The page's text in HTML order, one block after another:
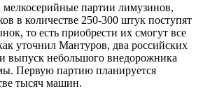
партии лимузинов,
в количестве 250-300 штук поступят
то есть приобрести их смогут все
уточнил Мантуров, два российских
выпуск небольшого внедорожника
Первую партию планируется
тысяч машин.